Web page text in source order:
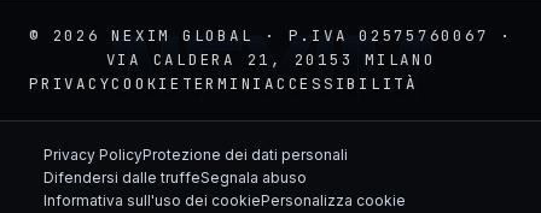
© 2026 NEXIM GLOBAL · P.IVA 02575760067 ·
VIA CALDERA 21, 20153 MILANO
PRIVACYCOOKIE TERMINI ACCESSIBILITÀ
NEXIM
Privacy PolicyProtezione dei dati personali
Difendersi dalle truffeSegnala abuso
Informativa sull'uso dei cookiePersonalizza cookie